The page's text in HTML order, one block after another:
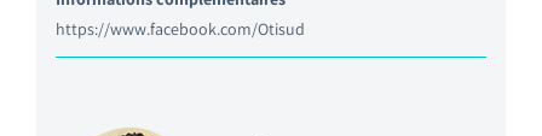
https://www.facebook.com/Otisud